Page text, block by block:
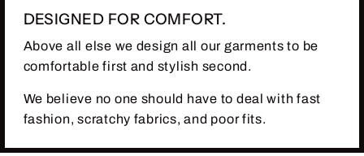
DESIGNED FOR COMFORT.
Above all else we design all our garments to be
comfortable first and stylish second.
We believe no one should have to deal with fast
fashion, scratchy fabrics, and poor fits.